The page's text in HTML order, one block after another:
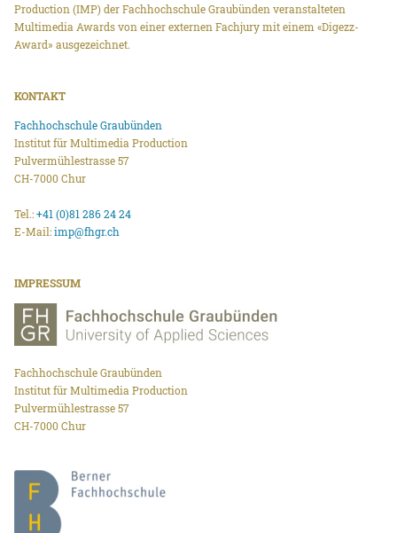
Production (IMP) der Fachhochschule Graubünden veranstalteten
Multimedia Awards von einer externen Fachjury mit einem «Digezz-
Award» ausgezeichnet.
KONTAKT
Fachhochschule Graubünden
Institut für Multimedia Production
Pulvermühlestrasse 57
CH-7000 Chur
Tel.:+41 (0)81 286 24 24
E-Mail:imp@fhgr.ch
IMPRESSUM
Fachhochschule Graubünden
Institut für Multimedia Production
Pulvermühlestrasse 57
CH-7000 Chur